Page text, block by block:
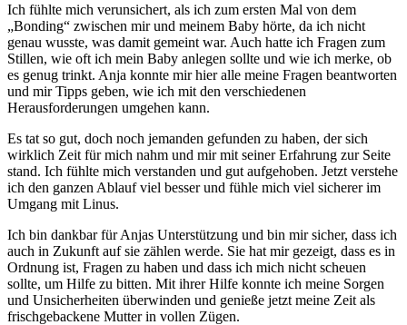
Ich fühlte mich verunsichert, als ich zum ersten Mal von dem
„Bonding“ zwischen mir und meinem Baby hörte, da ich nicht
genau wusste, was damit gemeint war. Auch hatte ich Fragen zum
Stillen, wie oft ich mein Baby anlegen sollte und wie ich merke, ob
es genug trinkt. Anja konnte mir hier alle meine Fragen beantworten
und mir Tipps geben, wie ich mit den verschiedenen
Herausforderungen umgehen kann.
Es tat so gut, doch noch jemanden gefunden zu haben, der sich
wirklich Zeit für mich nahm und mir mit seiner Erfahrung zur Seite
stand. Ich fühlte mich verstanden und gut aufgehoben. Jetzt verstehe
ich den ganzen Ablauf viel besser und fühle mich viel sicherer im
Umgang mit Linus.
Ich bin dankbar für Anjas Unterstützung und bin mir sicher, dass ich
auch in Zukunft auf sie zählen werde. Sie hat mir gezeigt, dass es in
Ordnung ist, Fragen zu haben und dass ich mich nicht scheuen
sollte, um Hilfe zu bitten. Mit ihrer Hilfe konnte ich meine Sorgen
und Unsicherheiten überwinden und genieße jetzt meine Zeit als
frischgebackene Mutter in vollen Zügen.